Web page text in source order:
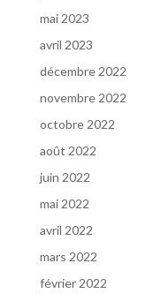
mai 2023
avril 2023
décembre 2022
novembre 2022
octobre 2022
août 2022
juin 2022
mai 2022
avril 2022
mars 2022
février 2022